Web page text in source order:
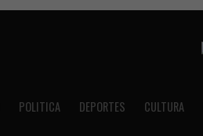
POLITICA DEPORTES CULTURA